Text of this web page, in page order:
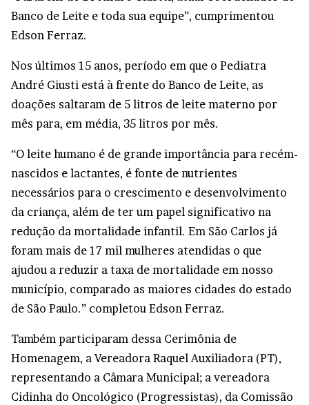
Banco de Leite e toda sua equipe”, cumprimentou
Edson Ferraz.
Nos últimos 15 anos, período em que o Pediatra
André Giusti está à frente do Banco de Leite, as
doações saltaram de 5 litros de leite materno por
mês para, em média, 35 litros por mês.
“O leite humano é de grande importância para recém-
nascidos e lactantes, é fonte de nutrientes
necessários para o crescimento e desenvolvimento
da criança, além de ter um papel significativo na
redução da mortalidade infantil. Em São Carlos já
foram mais de 17 mil mulheres atendidas o que
ajudou a reduzir a taxa de mortalidade em nosso
município, comparado as maiores cidades do estado
de São Paulo.” completou Edson Ferraz.
Também participaram dessa Cerimônia de
Homenagem, a Vereadora Raquel Auxiliadora (PT),
representando a Câmara Municipal; a vereadora
Cidinha do Oncológico (Progressistas), da Comissão